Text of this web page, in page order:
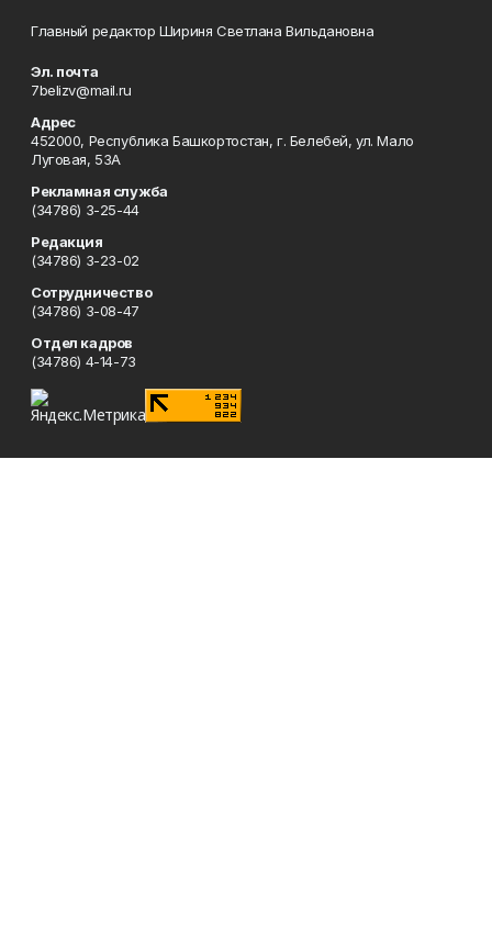
Главный редактор Шириня Светлана Вильдановна
Эл. почта
7belizv@mail.ru
Адрес
452000, Республика Башкортостан, г. Белебей, ул. Мало
Луговая, 53А
Рекламная служба
(34786) 3-25-44
Редакция
(34786) 3-23-02
Сотрудничество
(34786) 3-08-47
Отдел кадров
(34786) 4-14-73